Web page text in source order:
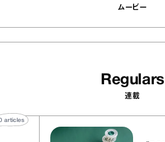
ムービー
Regulars
連載
40articles